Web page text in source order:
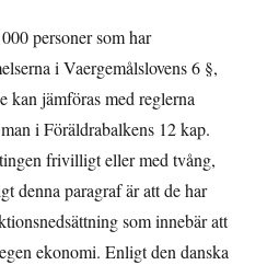
personer som har
i Vaergemålslovens 6 §,
kan jämföras med reglerna
i Föräldrabalkens 12 kap.
frivilligt eller med tvång,
denna paragraf är att de har
som innebär att
ekonomi. Enligt den danska